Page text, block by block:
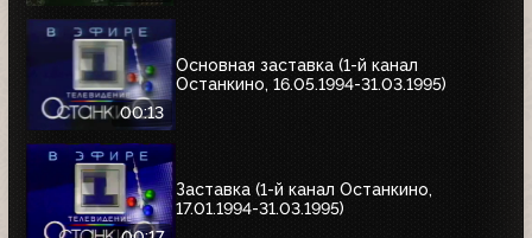
00:13
Основная заставка (1-й канал
Останкино, 16.05.1994-31.03.1995)
Заставка (1-й канал Останкино,
17.01.1994-31.03.1995)